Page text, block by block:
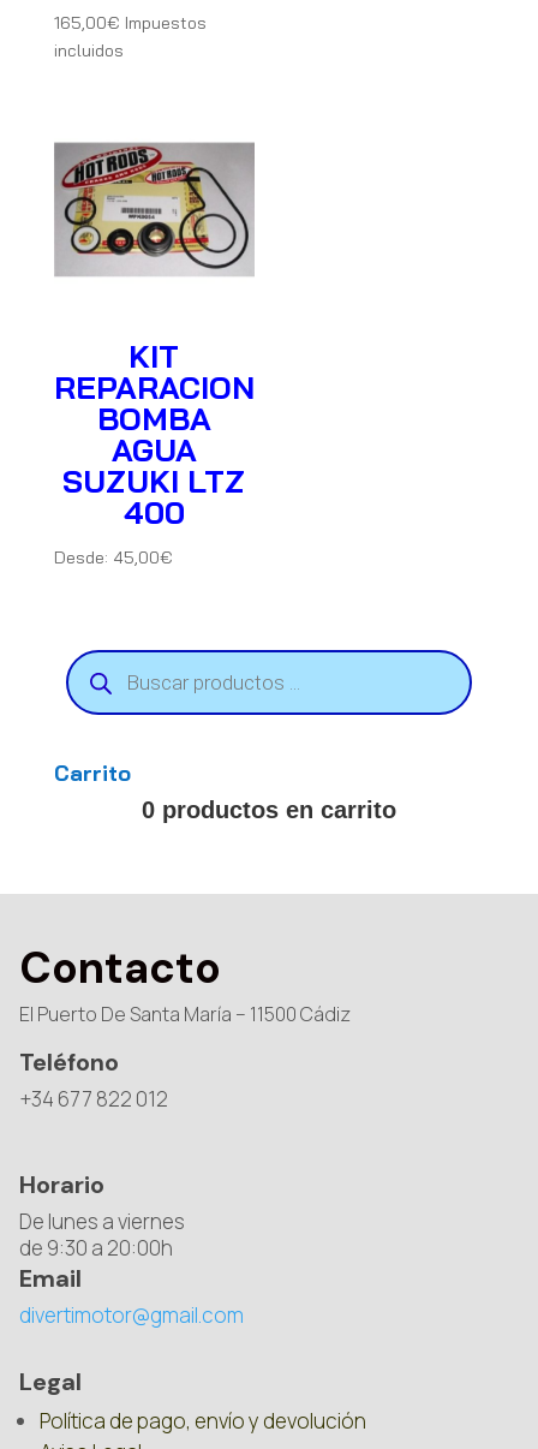
165,00€ Impuestos
incluidos
KIT
REPARACION
BOMBA
AGUA
SUZUKI LTZ
400
Desde: 45,00€
Búsqueda
de
productos
Carrito
0 productos en carrito
Contacto
El Puerto De Santa María – 11500 Cádiz
Teléfono
+34 677 822 012
Horario
De lunes a viernes
de 9:30 a 20:00h
Email
divertimotor@gmail.com
Legal
Política de pago, envío y devolución